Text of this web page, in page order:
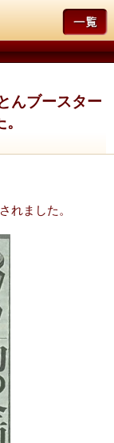
んブースター
れました。